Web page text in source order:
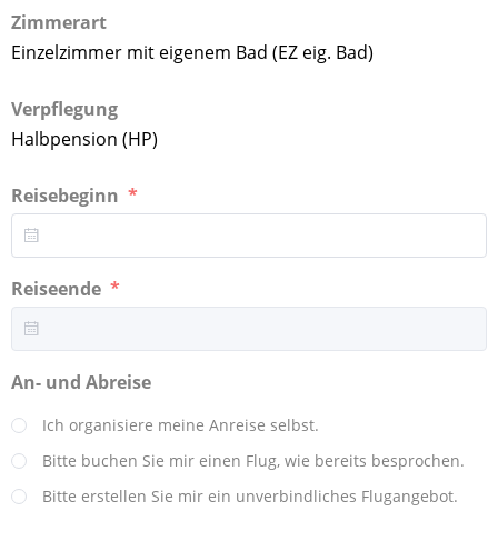
Zimmerart
Einzelzimmer mit eigenem Bad (EZ eig. Bad)
Verpflegung
Halbpension (HP)
Reisebeginn
Reiseende
An- und Abreise
Ich organisiere meine Anreise selbst.
Bitte buchen Sie mir einen Flug, wie bereits besprochen.
Bitte erstellen Sie mir ein unverbindliches Flugangebot.